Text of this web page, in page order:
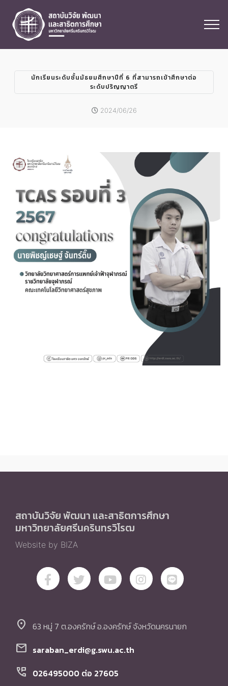
นักเรียนระดับชั้นมัธยมศึกษาปีที่ 6 ที่สามารถเข้าศึกษาต่อ
ระดับปริญญาตรี
2024/06/26
สถาบันวิจัย พัฒนา และสาธิตการศึกษา
มหาวิทยาลัยศรีนครินทรวิโรฒ
Website by BIZA
location_on 63 หมู่ 7 ต.องครักษ์ อ.องครักษ์ จังหวัดนครนายก
mail saraban_erdi@g.swu.ac.th
perm_phone_msg 026495000 ต่อ 27605